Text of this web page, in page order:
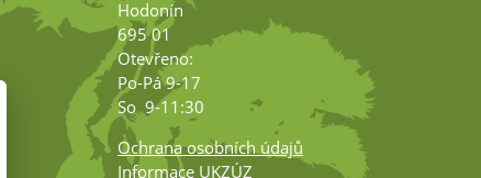
Hodonín
695 01
Otevřeno:
Po-Pá 9-17
So 9-11:30
Ochrana osobních údajů
Informace UKZÚZ